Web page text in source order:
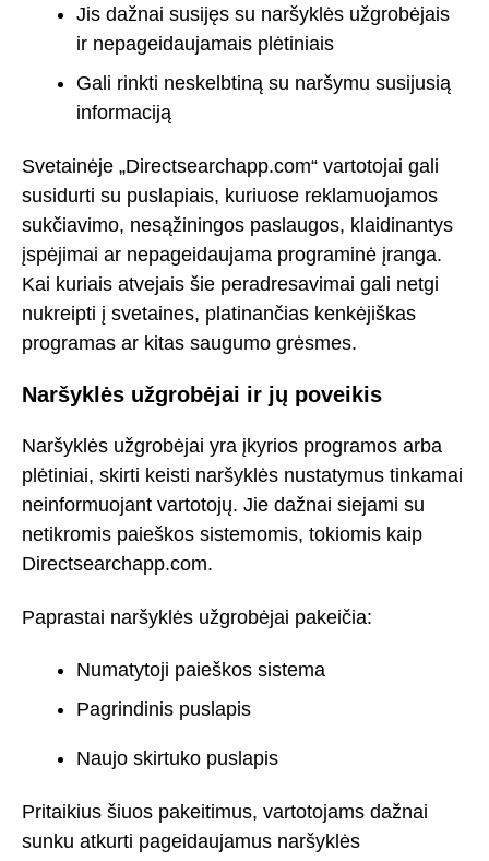
Jis dažnai susijęs su naršyklės užgrobėjais
ir nepageidaujamais plėtiniais
Gali rinkti neskelbtiną su naršymu susijusią
informaciją
Svetainėje „Directsearchapp.com“ vartotojai gali
susidurti su puslapiais, kuriuose reklamuojamos
sukčiavimo, nesąžiningos paslaugos, klaidinantys
įspėjimai ar nepageidaujama programinė įranga.
Kai kuriais atvejais šie peradresavimai gali netgi
nukreipti į svetaines, platinančias kenkėjiškas
programas ar kitas saugumo grėsmes.
Naršyklės užgrobėjai ir jų poveikis
Naršyklės užgrobėjai yra įkyrios programos arba
plėtiniai, skirti keisti naršyklės nustatymus tinkamai
neinformuojant vartotojų. Jie dažnai siejami su
netikromis paieškos sistemomis, tokiomis kaip
Directsearchapp.com.
Paprastai naršyklės užgrobėjai pakeičia:
Numatytoji paieškos sistema
Pagrindinis puslapis
Naujo skirtuko puslapis
Pritaikius šiuos pakeitimus, vartotojams dažnai
sunku atkurti pageidaujamus naršyklės